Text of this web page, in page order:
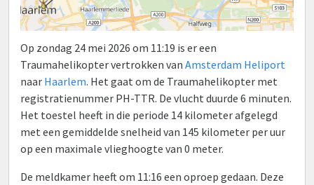
Op zondag 24 mei 2026 om 11:19 is er een
Traumahelikopter vertrokken van Amsterdam Heliport
naar Haarlem. Het gaat om de Traumahelikopter met
registratienummer PH-TTR. De vlucht duurde 6 minuten.
Het toestel heeft in die periode 14 kilometer afgelegd
met een gemiddelde snelheid van 145 kilometer per uur
op een maximale vlieghoogte van 0 meter.
De meldkamer heeft om 11:16 een oproep gedaan. Deze